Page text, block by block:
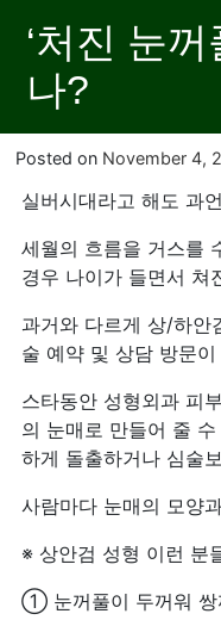
‘처진 눈
나?
Posted on November 4,
실버시대라고 해도 과
세월의 흐름을 거스를
경우 나이가 들면서 쳐
과거와 다르게 상/하안
술 예약 및 상담 방문
스타동안 성형외과 피
의 눈매로 만들어 줄
하게 돌출하거나 심술
사람마다 눈매의 모양
※ 상안검 성형 이런 분
① 눈꺼풀이 두꺼워 쌍